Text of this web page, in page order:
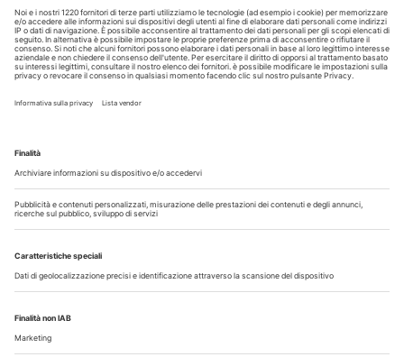
Il flusso di lavoro dell’odontoiatra chairside
Odontoiatria33